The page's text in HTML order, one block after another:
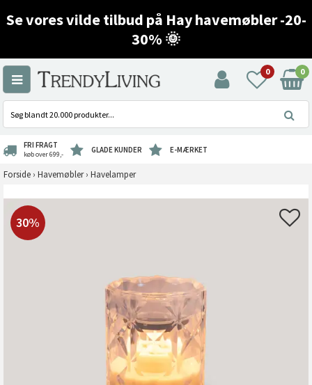
Se vores vilde tilbud på Hay havemøbler -20-
30% 🌞
0 0
FRI FRAGT
køb over 699,- GLADE KUNDER E-MÆRKET
Forside › Havemøbler› Havelamper
30%